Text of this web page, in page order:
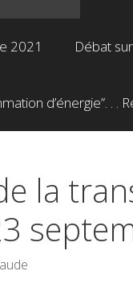
2021 Débat
d’énergie”. . .
la